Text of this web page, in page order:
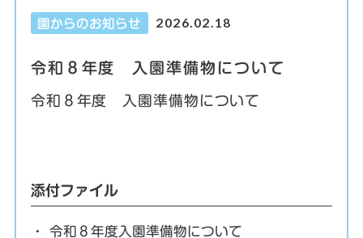
園からのお知らせ 2026.02.18
令和８年度 入園準備物について
令和８年度 入園準備物について
添付ファイル
令和８年度入園準備物について